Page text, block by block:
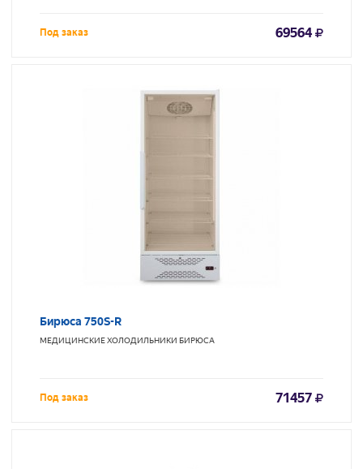
Под заказ 69564
Бирюса 750S-R
МЕДИЦИНСКИЕ ХОЛОДИЛЬНИКИ БИРЮСА
Под заказ 71457